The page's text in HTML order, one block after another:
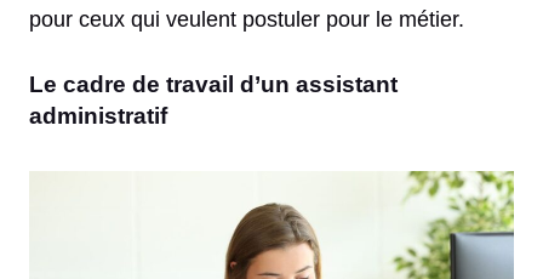
pour ceux qui veulent postuler pour le métier.
Le cadre de travail d’un assistant
administratif